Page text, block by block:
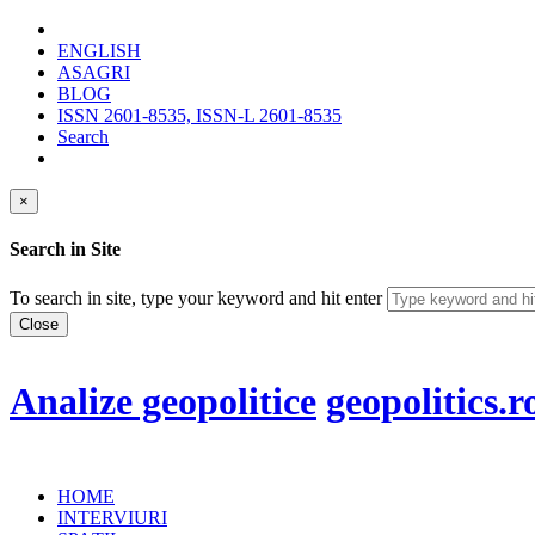
ENGLISH
ASAGRI
BLOG
ISSN 2601-8535, ISSN-L 2601-8535
Search
×
Search in Site
To search in site, type your keyword and hit enter
Close
Analize geopolitice
HOME
INTERVIURI